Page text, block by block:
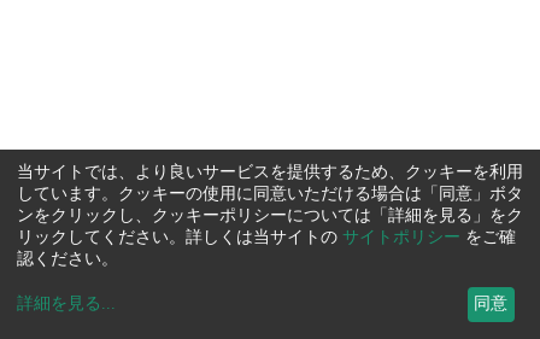
当サイトでは、より良いサービスを提供するため、クッキーを利用
しています。クッキーの使用に同意いただける場合は「同意」ボタ
ンをクリックし、クッキーポリシーについては「詳細を見る」をク
リックしてください。詳しくは当サイトの サイトポリシー をご確
認ください。
詳細を見る ... 同意